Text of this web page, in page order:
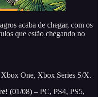
acaba de chegar, com os
que estão chegando no
One, Xbox Series S/X.
(01/08) – PC, PS4, PS5,